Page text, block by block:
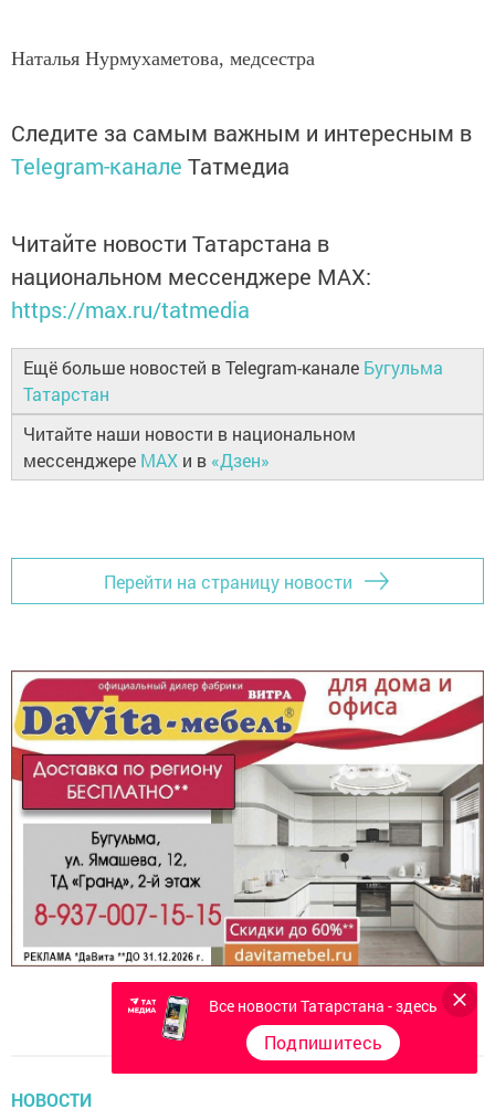
Наталья Нурмухаметова, медсестра
Следите за самым важным и интересным в
Telegram-канале Татмедиа
Читайте новости Татарстана в
национальном мессенджере MАХ:
https://max.ru/tatmedia
Ещё больше новостей в Telegram-канале Бугульма
Татарстан
Читайте наши новости в национальном
мессенджере MAX и в «Дзен»
Перейти на страницу новости
НОВОСТИ
Все новости Татарстана - здесь
Подпишитесь